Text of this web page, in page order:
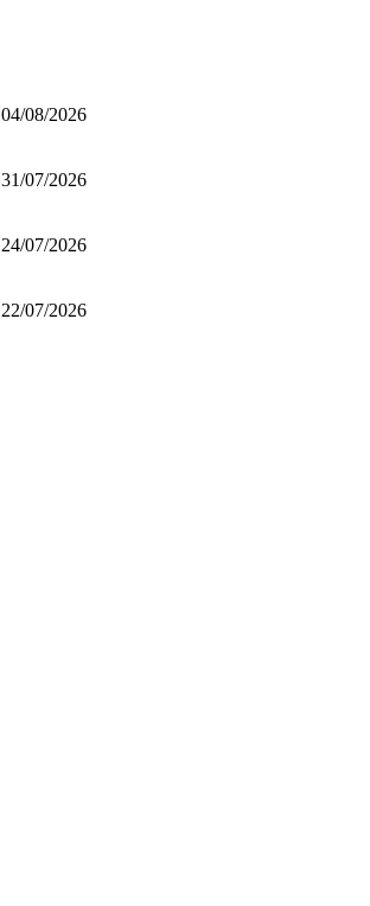
04/08/2026
31/07/2026
24/07/2026
22/07/2026